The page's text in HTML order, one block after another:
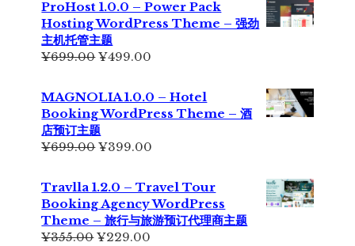
¥299.00。
格
为：
ProHost 1.0.0 – Power Pack
Hosting WordPress Theme – 强劲
主机托管主题
¥699.00原
为：
¥699.00。
¥499.00
价
格
为：
MAGNOLIA 1.0.0 – Hotel
Booking WordPress Theme – 酒
店预订主题
¥699.00原
为：
¥699.00。
¥399.00
格
为：
¥399.00。
Travlla 1.2.0 – Travel Tour
Booking Agency WordPress
Theme – 旅行与旅游预订代理商主题
¥355.00原
¥229.00